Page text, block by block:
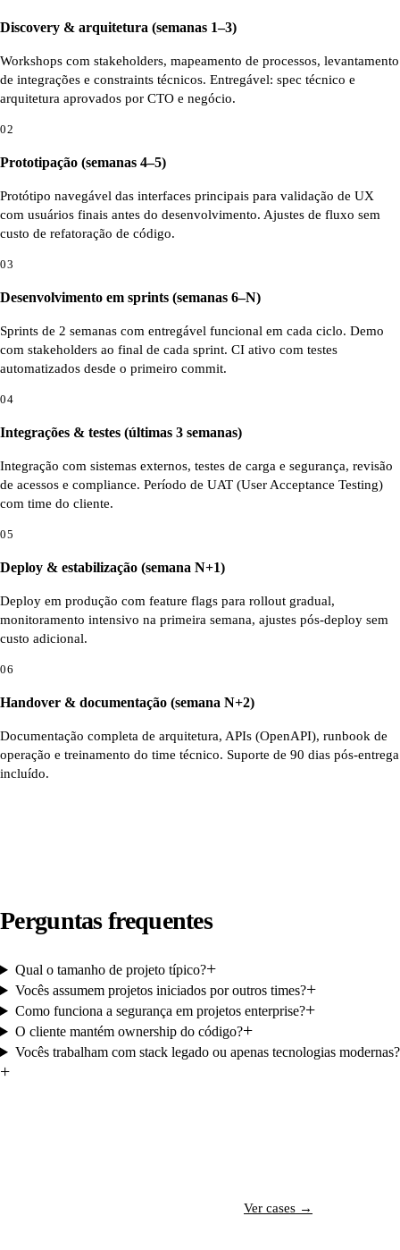
Discovery & arquitetura (semanas 1–3)
Workshops com stakeholders, mapeamento de processos, levantamento
de integrações e constraints técnicos. Entregável: spec técnico e
arquitetura aprovados por CTO e negócio.
02
Prototipação (semanas 4–5)
Protótipo navegável das interfaces principais para validação de UX
com usuários finais antes do desenvolvimento. Ajustes de fluxo sem
custo de refatoração de código.
03
Desenvolvimento em sprints (semanas 6–N)
Sprints de 2 semanas com entregável funcional em cada ciclo. Demo
com stakeholders ao final de cada sprint. CI ativo com testes
automatizados desde o primeiro commit.
04
Integrações & testes (últimas 3 semanas)
Integração com sistemas externos, testes de carga e segurança, revisão
de acessos e compliance. Período de UAT (User Acceptance Testing)
com time do cliente.
05
Deploy & estabilização (semana N+1)
Deploy em produção com feature flags para rollout gradual,
monitoramento intensivo na primeira semana, ajustes pós-deploy sem
custo adicional.
06
Handover & documentação (semana N+2)
Documentação completa de arquitetura, APIs (OpenAPI), runbook de
operação e treinamento do time técnico. Suporte de 90 dias pós-entrega
incluído.
Perguntas frequentes
Qual o tamanho de projeto típico?+
Vocês assumem projetos iniciados por outros times?+
Como funciona a segurança em projetos enterprise?+
O cliente mantém ownership do código?+
Vocês trabalham com stack legado ou apenas tecnologias modernas?
+
Ver cases →